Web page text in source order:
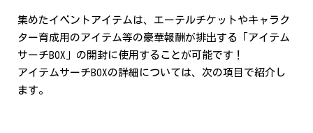
集めたイベントアイテムは、エーテルチケットやキャラク
ター育成用のアイテム等の豪華報酬が排出する「アイテム
サーチBOX」の開封に使用することが可能です！
アイテムサーチBOXの詳細については、次の項目で紹介し
ます。